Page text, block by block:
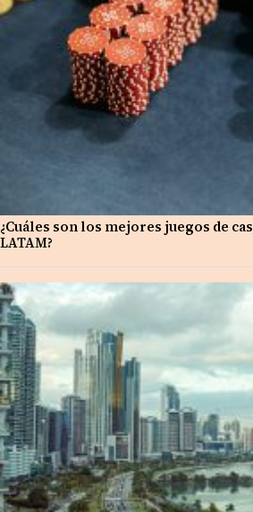
¿Cuáles son los mejores juegos de
LATAM?